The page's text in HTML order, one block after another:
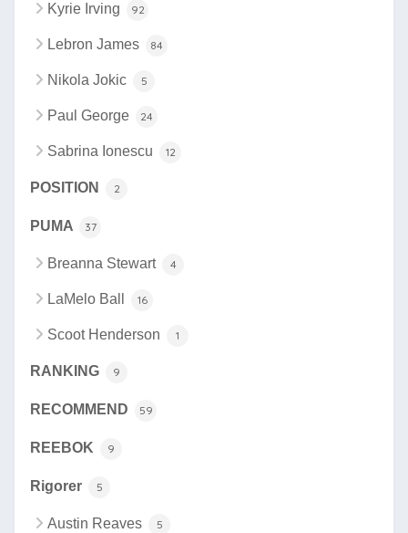
Kyrie Irving 92
Lebron James 84
Nikola Jokic 5
Paul George 24
Sabrina Ionescu 12
POSITION 2
PUMA 37
Breanna Stewart 4
LaMelo Ball 16
Scoot Henderson 1
RANKING 9
RECOMMEND 59
REEBOK 9
Rigorer 5
Austin Reaves 5